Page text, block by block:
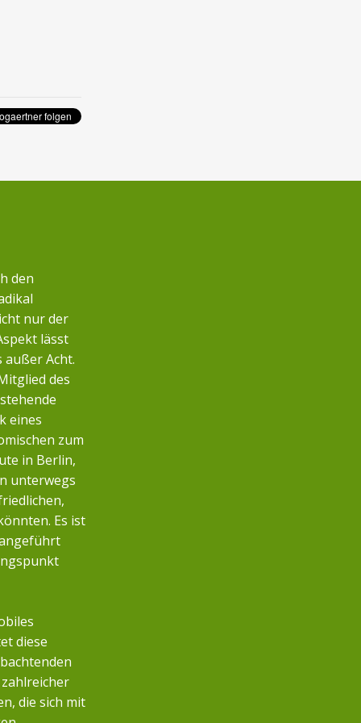
den
nur der
lässt
außer Acht.
des
eines
zum
in Berlin,
unterwegs
Es ist
diese
die sich mit